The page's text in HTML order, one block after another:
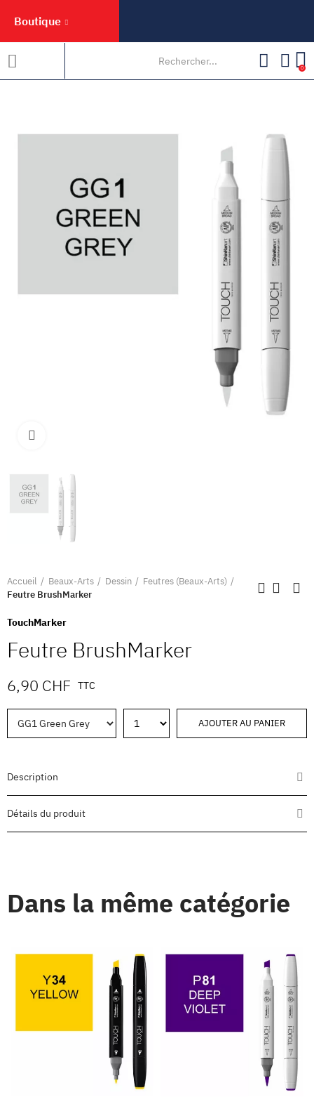
Boutique
0
Accueil Beaux-Arts Dessin
Feutres (Beaux-Arts)
Feutre BrushMarker
TouchMarker
Feutre BrushMarker
6,90 CHF TTC
AJOUTER AU PANIER
Description
Détails du produit
Dans la même catégorie